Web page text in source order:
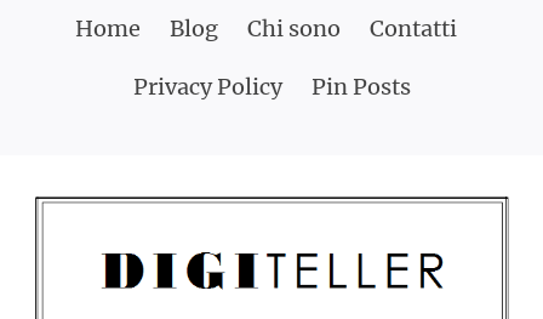
Home Blog Chi sono Contatti
Privacy Policy Pin Posts